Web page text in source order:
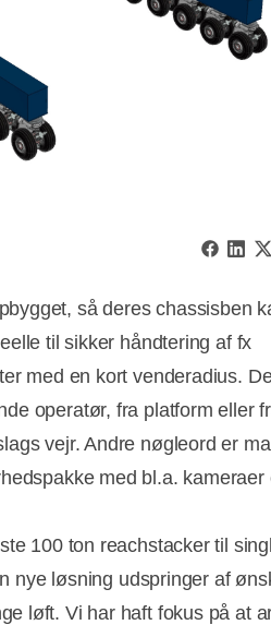
så deres chassisben
til sikker håndtering af fx
med en kort venderadius.
operatør, fra platform eller
vejr. Andre nøgleord er
med bl.a. kameraer
100 ton reachstacker til
nye løsning udspringer af
løft. Vi har haft fokus på at